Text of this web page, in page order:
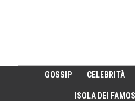
GOSSIP CELEBRITÀ
ISOLA DEI FAMOSI